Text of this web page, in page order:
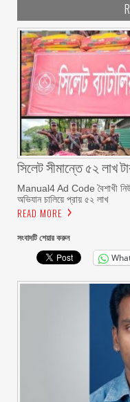
সিলেট সীমান্তে ৫২ লাখ
Manual4 Ad Code বৈশাখী
অভিযান চালিয়ে প্রায় ৫২ লাখ
READ MORE
সংবাদটি শেয়ার করুন